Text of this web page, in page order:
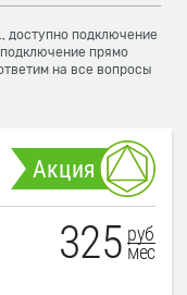
доступно подключение
подключение прямо
на все вопросы
Акция
325 руб
мес